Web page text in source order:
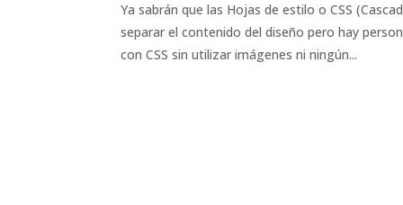
Ya sabrán que las Hojas de estilo o CSS
separar el contenido del diseño pero hay
con CSS sin utilizar imágenes ni ningún...